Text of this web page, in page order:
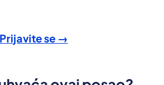
Prijavite se →